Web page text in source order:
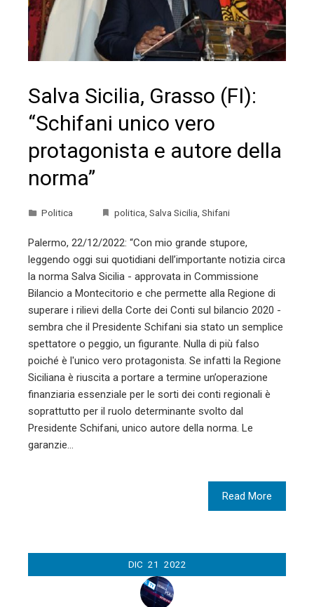
Salva Sicilia, Grasso (FI):
“Schifani unico vero
protagonista e autore della
norma”
Politica politica, Salva Sicilia, Shifani
Palermo, 22/12/2022: “Con mio grande stupore,
leggendo oggi sui quotidiani dell’importante notizia circa
la norma Salva Sicilia - approvata in Commissione
Bilancio a Montecitorio e che permette alla Regione di
superare i rilievi della Corte dei Conti sul bilancio 2020 -
sembra che il Presidente Schifani sia stato un semplice
spettatore o peggio, un figurante. Nulla di più falso
poiché è l'unico vero protagonista. Se infatti la Regione
Siciliana è riuscita a portare a termine un’operazione
finanziaria essenziale per le sorti dei conti regionali è
soprattutto per il ruolo determinante svolto dal
Presidente Schifani, unico autore della norma. Le
garanzie…
Read More
DIC 21 2022